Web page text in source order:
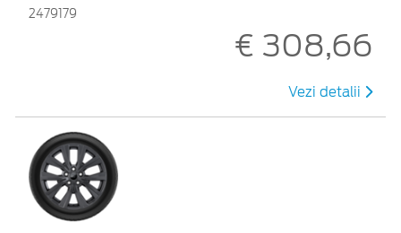
2479179
€ 308,66
Vezi detalii